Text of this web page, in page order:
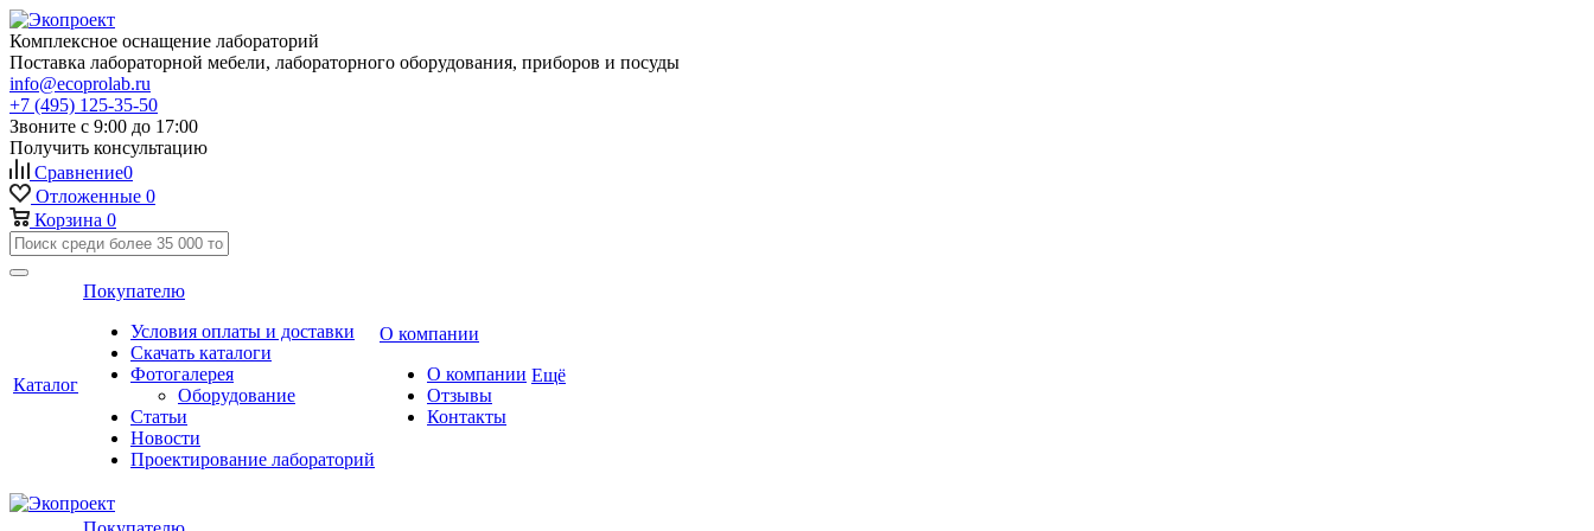
Комплексное оснащение лабораторий
Поставка лабораторной мебели, лабораторного оборудования, приборов и посуды
info@ecoprolab.ru
+7 (495) 125-35-50
Звоните с 9:00 до 17:00
Получить консультацию
Сравнение0
Отложенные 0
Корзина 0
Каталог
Покупателю
Условия оплаты и доставки
Скачать каталоги
Фотогалерея
Оборудование
Статьи
Новости
Проектирование лабораторий
О компании
О компании
Отзывы
Контакты
Ещё